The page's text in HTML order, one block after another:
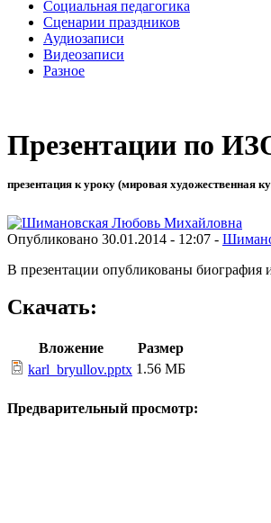
Социальная педагогика
Сценарии праздников
Аудиозаписи
Видеозаписи
Разное
Презентации по
презентация к уроку (мировая художественная
Опубликовано 30.01.2014 - 12:07 -
В презентации опубликованы биография
Скачать:
Вложение
Размер
karl_bryullov.pptx 1.56 МБ
Предварительный просмотр: